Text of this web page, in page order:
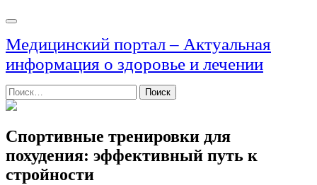
Кнопка
Медицинский портал – Актуальная
информация о здоровье и лечении
Поиск
Спортивные тренировки для
похудения: эффективный путь к
стройности